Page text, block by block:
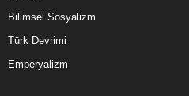
Bilimsel Sosyalizm
Türk Devrimi
Emperyalizm